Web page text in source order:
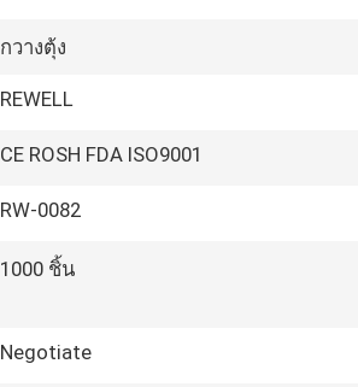
กวางตุ้ง
REWELL
CE ROSH FDA ISO9001
RW-0082
1000 ชิ้น
Negotiate